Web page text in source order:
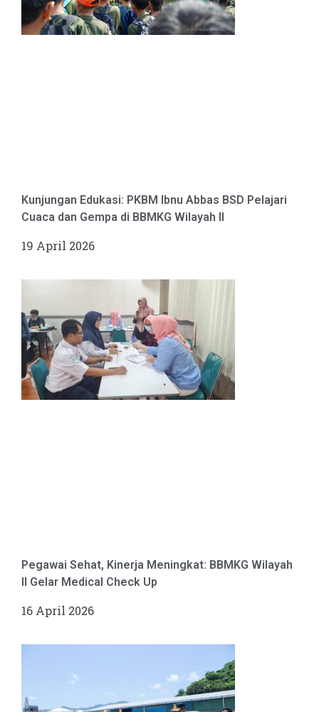
Kunjungan Edukasi: PKBM Ibnu Abbas BSD Pelajari
Cuaca dan Gempa di BBMKG Wilayah II
19 April 2026
Pegawai Sehat, Kinerja Meningkat: BBMKG Wilayah
II Gelar Medical Check Up
16 April 2026